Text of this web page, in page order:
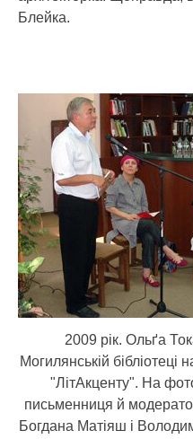
Блейка.
2009 рік. Ольґа
Могилянській бібліотеці
"ЛітАкценту". На
письменниця й
Богдана Матіяш і